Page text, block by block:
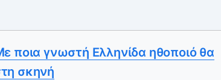
ποια γνωστή Ελληνίδα ηθοποιό θα
σκηνή